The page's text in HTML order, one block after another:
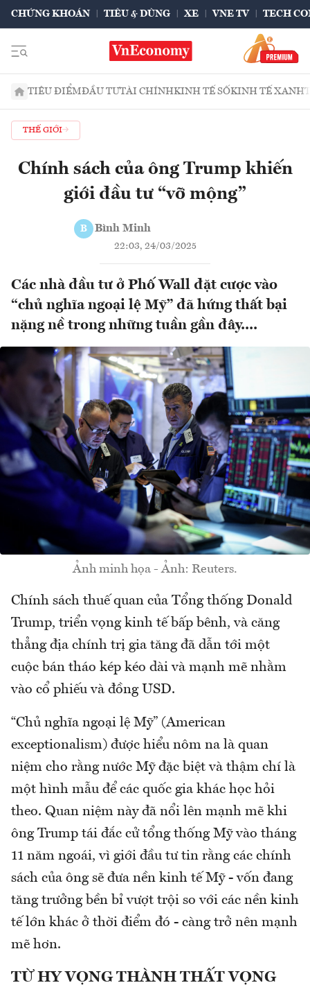
CHỨNG KHOÁN TIÊU & DÙNG XE VNE TV TECH
TIÊU ĐIỂMĐẦU TƯTÀI CHÍNHKINH TẾ SỐKINH TẾ XANH
THẾ GIỚI
Chính sách của ông Trump khiến
giới đầu tư “vỡ mộng”
B Bình Minh
22:03, 24/03/2025
Các nhà đầu tư ở Phố Wall đặt cược vào
“chủ nghĩa ngoại lệ Mỹ” đã hứng thất bại
nặng nề trong những tuần gần đây....
Ảnh minh họa - Ảnh: Reuters.
Chính sách thuế quan của Tổng thống Donald
Trump, triển vọng kinh tế bấp bênh, và căng
thẳng địa chính trị gia tăng đã dẫn tới một
cuộc bán tháo kép kéo dài và mạnh mẽ nhằm
vào cổ phiếu và đồng USD.
“Chủ nghĩa ngoại lệ Mỹ” (American
exceptionalism) được hiểu nôm na là quan
niệm cho rằng nước Mỹ đặc biệt và thậm chí là
một hình mẫu để các quốc gia khác học hỏi
theo. Quan niệm này đã nổi lên mạnh mẽ khi
ông Trump tái đắc cử tổng thống Mỹ vào tháng
11 năm ngoái, vì giới đầu tư tin rằng các chính
sách của ông sẽ đưa nền kinh tế Mỹ - vốn đang
tăng trưởng bền bỉ vượt trội so với các nền kinh
tế lớn khác ở thời điểm đó - càng trở nên mạnh
mẽ hơn.
TỪ HY VỌNG THÀNH THẤT VỌNG